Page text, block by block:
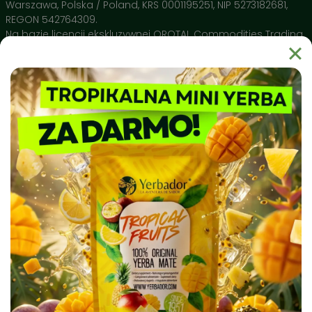
swoich właściwości przy każdym zalaniu.
Naturalne Polifenole 🔬
antyoksydantów potwierdzone przez Narodowy Instytut
⭐Jak przygotować Yerbe w 4 prostych krokach?
Warszawa, Polska / Poland, KRS 0001195251, NIP 5273182681,
REGON 542764309.
Na bazie licencji ekskluzywnej OROTAL Commodities Trading
Dlaczego warto wybrać Yerbador?
Yerbador Mate to produkt natury uprawiany w regionie Rio
Grande do Sul i spełniający najsurowsze normy czystości
sanitarnej. Nasz surowiec badany jest pod kątem czystości
biochemicznej, a produkty takie jak naczynia ceramiczne
Matero by Yerbador Proeko 2.0 szkliwione są w Europie bez
kadmu, ołowiu i molibdenu, dając najwyższą możliwą w
Europie jakość, a także bezpieczeństwo stosowania.